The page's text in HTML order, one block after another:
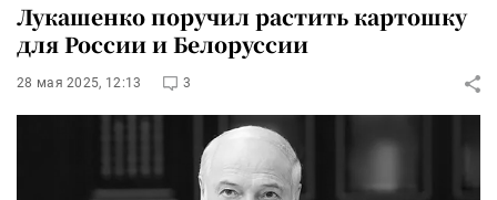
Лукашенко поручил растить картошку
для России и Белоруссии
28 мая 2025, 12:13 3